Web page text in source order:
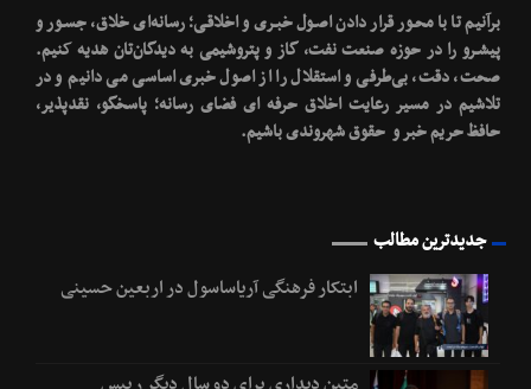
برآنیم تا با محـور قرار دادن اصـول خبـری و اخلاقـی؛ رسانه‌ای خلاق، جسـور و
پیشـرو را در حوزه صنعت نفت، گاز و پتروشیمی به دیدگان‌تان هدیه کنیم.
صحت، دقت، بی‌طرفی و استقلال را از اصول خبری اساسی می دانیم و در
تلاشیم در مسیر رعایت اخلاق حرفه ای فضای رسانه؛ پاسخگو، نقدپذیر،
حافظ حریم خبر و حقوق شهروندی باشیم.
جدیدترین مطالب
ابتکار فرهنگی آریاساسول در اربعین حسینی